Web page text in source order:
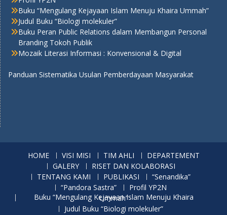
Buku “Mengulang Kejayaan Islam Menuju Khaira Ummah”
Judul Buku “Biologi molekuler”
Buku Peran Public Relations dalam Membangun Personal
Branding Tokoh Publik
Mozaik Literasi Informasi : Konvensional & Digital
Panduan Sistematika Usulan Pemberdayaan Masyarakat
HOME VISI MISI TIM AHLI
DEPARTEMENT
GALERY
RISET DAN KOLABORASI
TENTANG KAMI
PUBLIKASI
“Senandika”
“Pandora Sastra”
Profil YP2N
Buku “Mengulang Kejayaan Islam Menuju Khaira Ummah”
Judul Buku “Biologi molekuler”